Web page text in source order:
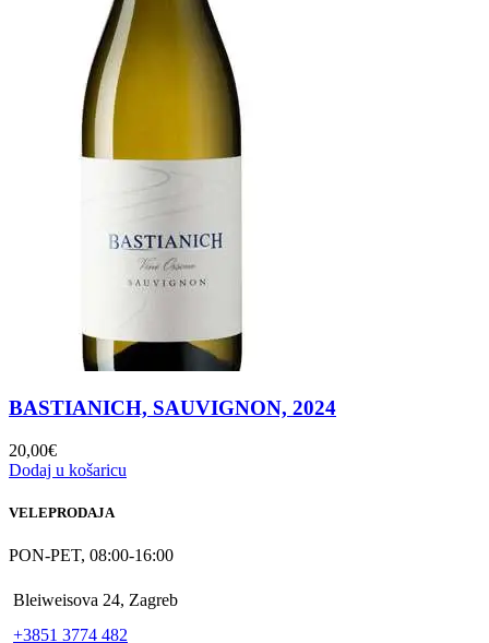
BASTIANICH, SAUVIGNON, 2024
20,00€
Dodaj u košaricu
VELEPRODAJA
PON-PET, 08:00-16:00
Bleiweisova 24, Zagreb
+3851 3774 482